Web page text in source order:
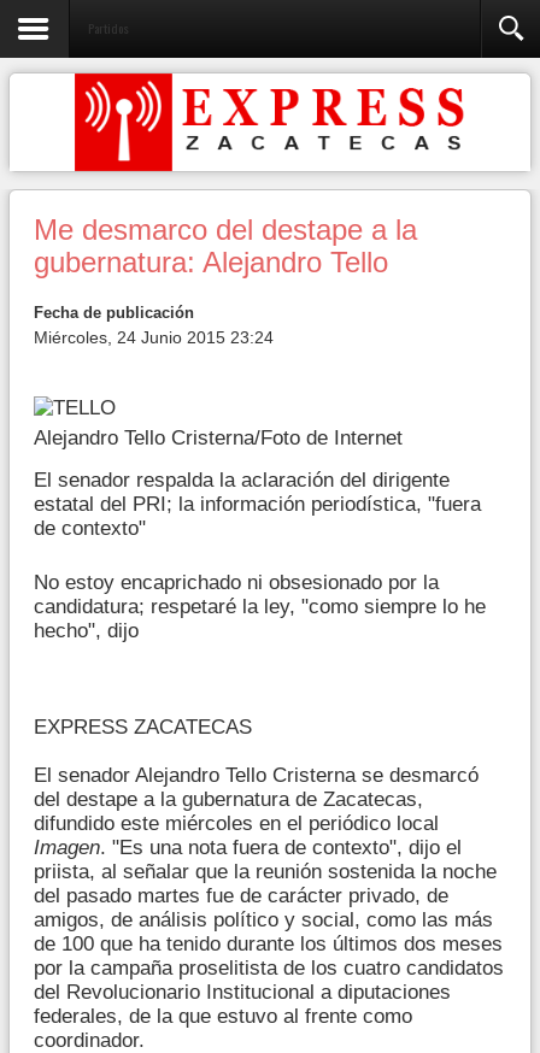
Partidos
Me desmarco del destape a la
gubernatura: Alejandro Tello
Fecha de publicación
Miércoles, 24 Junio 2015 23:24
Alejandro Tello Cristerna/Foto de Internet
El senador respalda la aclaración del dirigente
estatal del PRI; la información periodística, "fuera
de contexto"
No estoy encaprichado ni obsesionado por la
candidatura; respetaré la ley, "como siempre lo he
hecho", dijo
EXPRESS ZACATECAS
El senador Alejandro Tello Cristerna se desmarcó
del destape a la gubernatura de Zacatecas,
difundido este miércoles en el periódico local
Imagen. "Es una nota fuera de contexto", dijo el
priista, al señalar que la reunión sostenida la noche
del pasado martes fue de carácter privado, de
amigos, de análisis político y social, como las más
de 100 que ha tenido durante los últimos dos meses
por la campaña proselitista de los cuatro candidatos
del Revolucionario Institucional a diputaciones
federales, de la que estuvo al frente como
coordinador.